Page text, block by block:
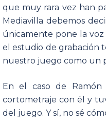
que muy rara vez han
Mediavilla debemos
únicamente pone la
el estudio de grabación
nuestro juego como un
En el caso de
cortometraje con él y
del juego. Y sí, no sé